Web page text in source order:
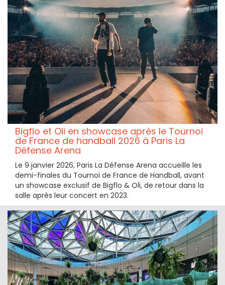
Bigflo et Oli en showcase après le Tournoi
de France de handball 2026 à Paris La
Défense Arena
Le 9 janvier 2026, Paris La Défense Arena accueille les
demi-finales du Tournoi de France de Handball, avant
un showcase exclusif de Bigflo & Oli, de retour dans la
salle après leur concert en 2023.